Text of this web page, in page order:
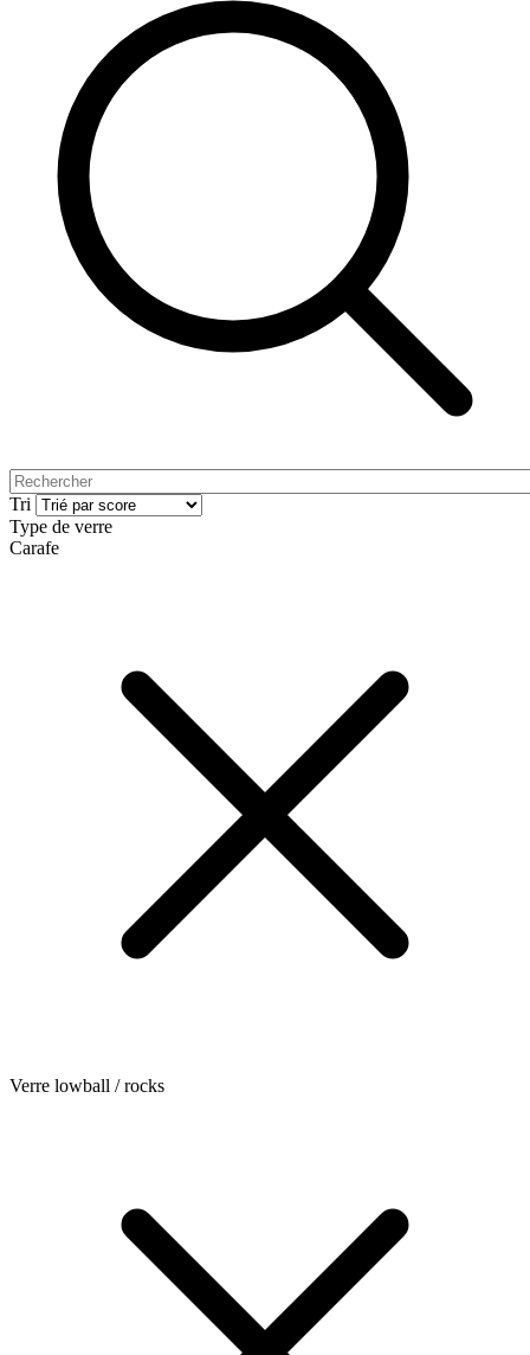
Tri
Type de verre
Carafe
Verre lowball / rocks